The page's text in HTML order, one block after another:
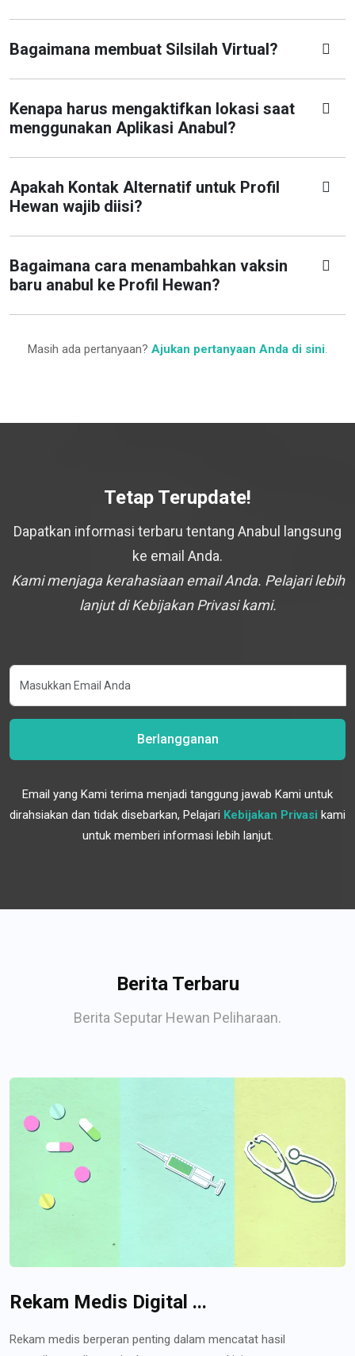
Bagaimana membuat Silsilah Virtual?
Kenapa harus mengaktifkan lokasi saat
menggunakan Aplikasi Anabul?
Apakah Kontak Alternatif untuk Profil
Hewan wajib diisi?
Bagaimana cara menambahkan vaksin
baru anabul ke Profil Hewan?
Masih ada pertanyaan? Ajukan pertanyaan Anda di sini.
Tetap Terupdate!
Dapatkan informasi terbaru tentang Anabul langsung
ke email Anda.
Kami menjaga kerahasiaan email Anda. Pelajari lebih
lanjut di Kebijakan Privasi kami.
Berlangganan
Email yang Kami terima menjadi tanggung jawab Kami untuk
dirahsiakan dan tidak disebarkan, Pelajari Kebijakan Privasi kami
untuk memberi informasi lebih lanjut.
Berita Terbaru
Berita Seputar Hewan Peliharaan.
Rekam Medis Digital ...
Rekam medis berperan penting dalam mencatat hasil